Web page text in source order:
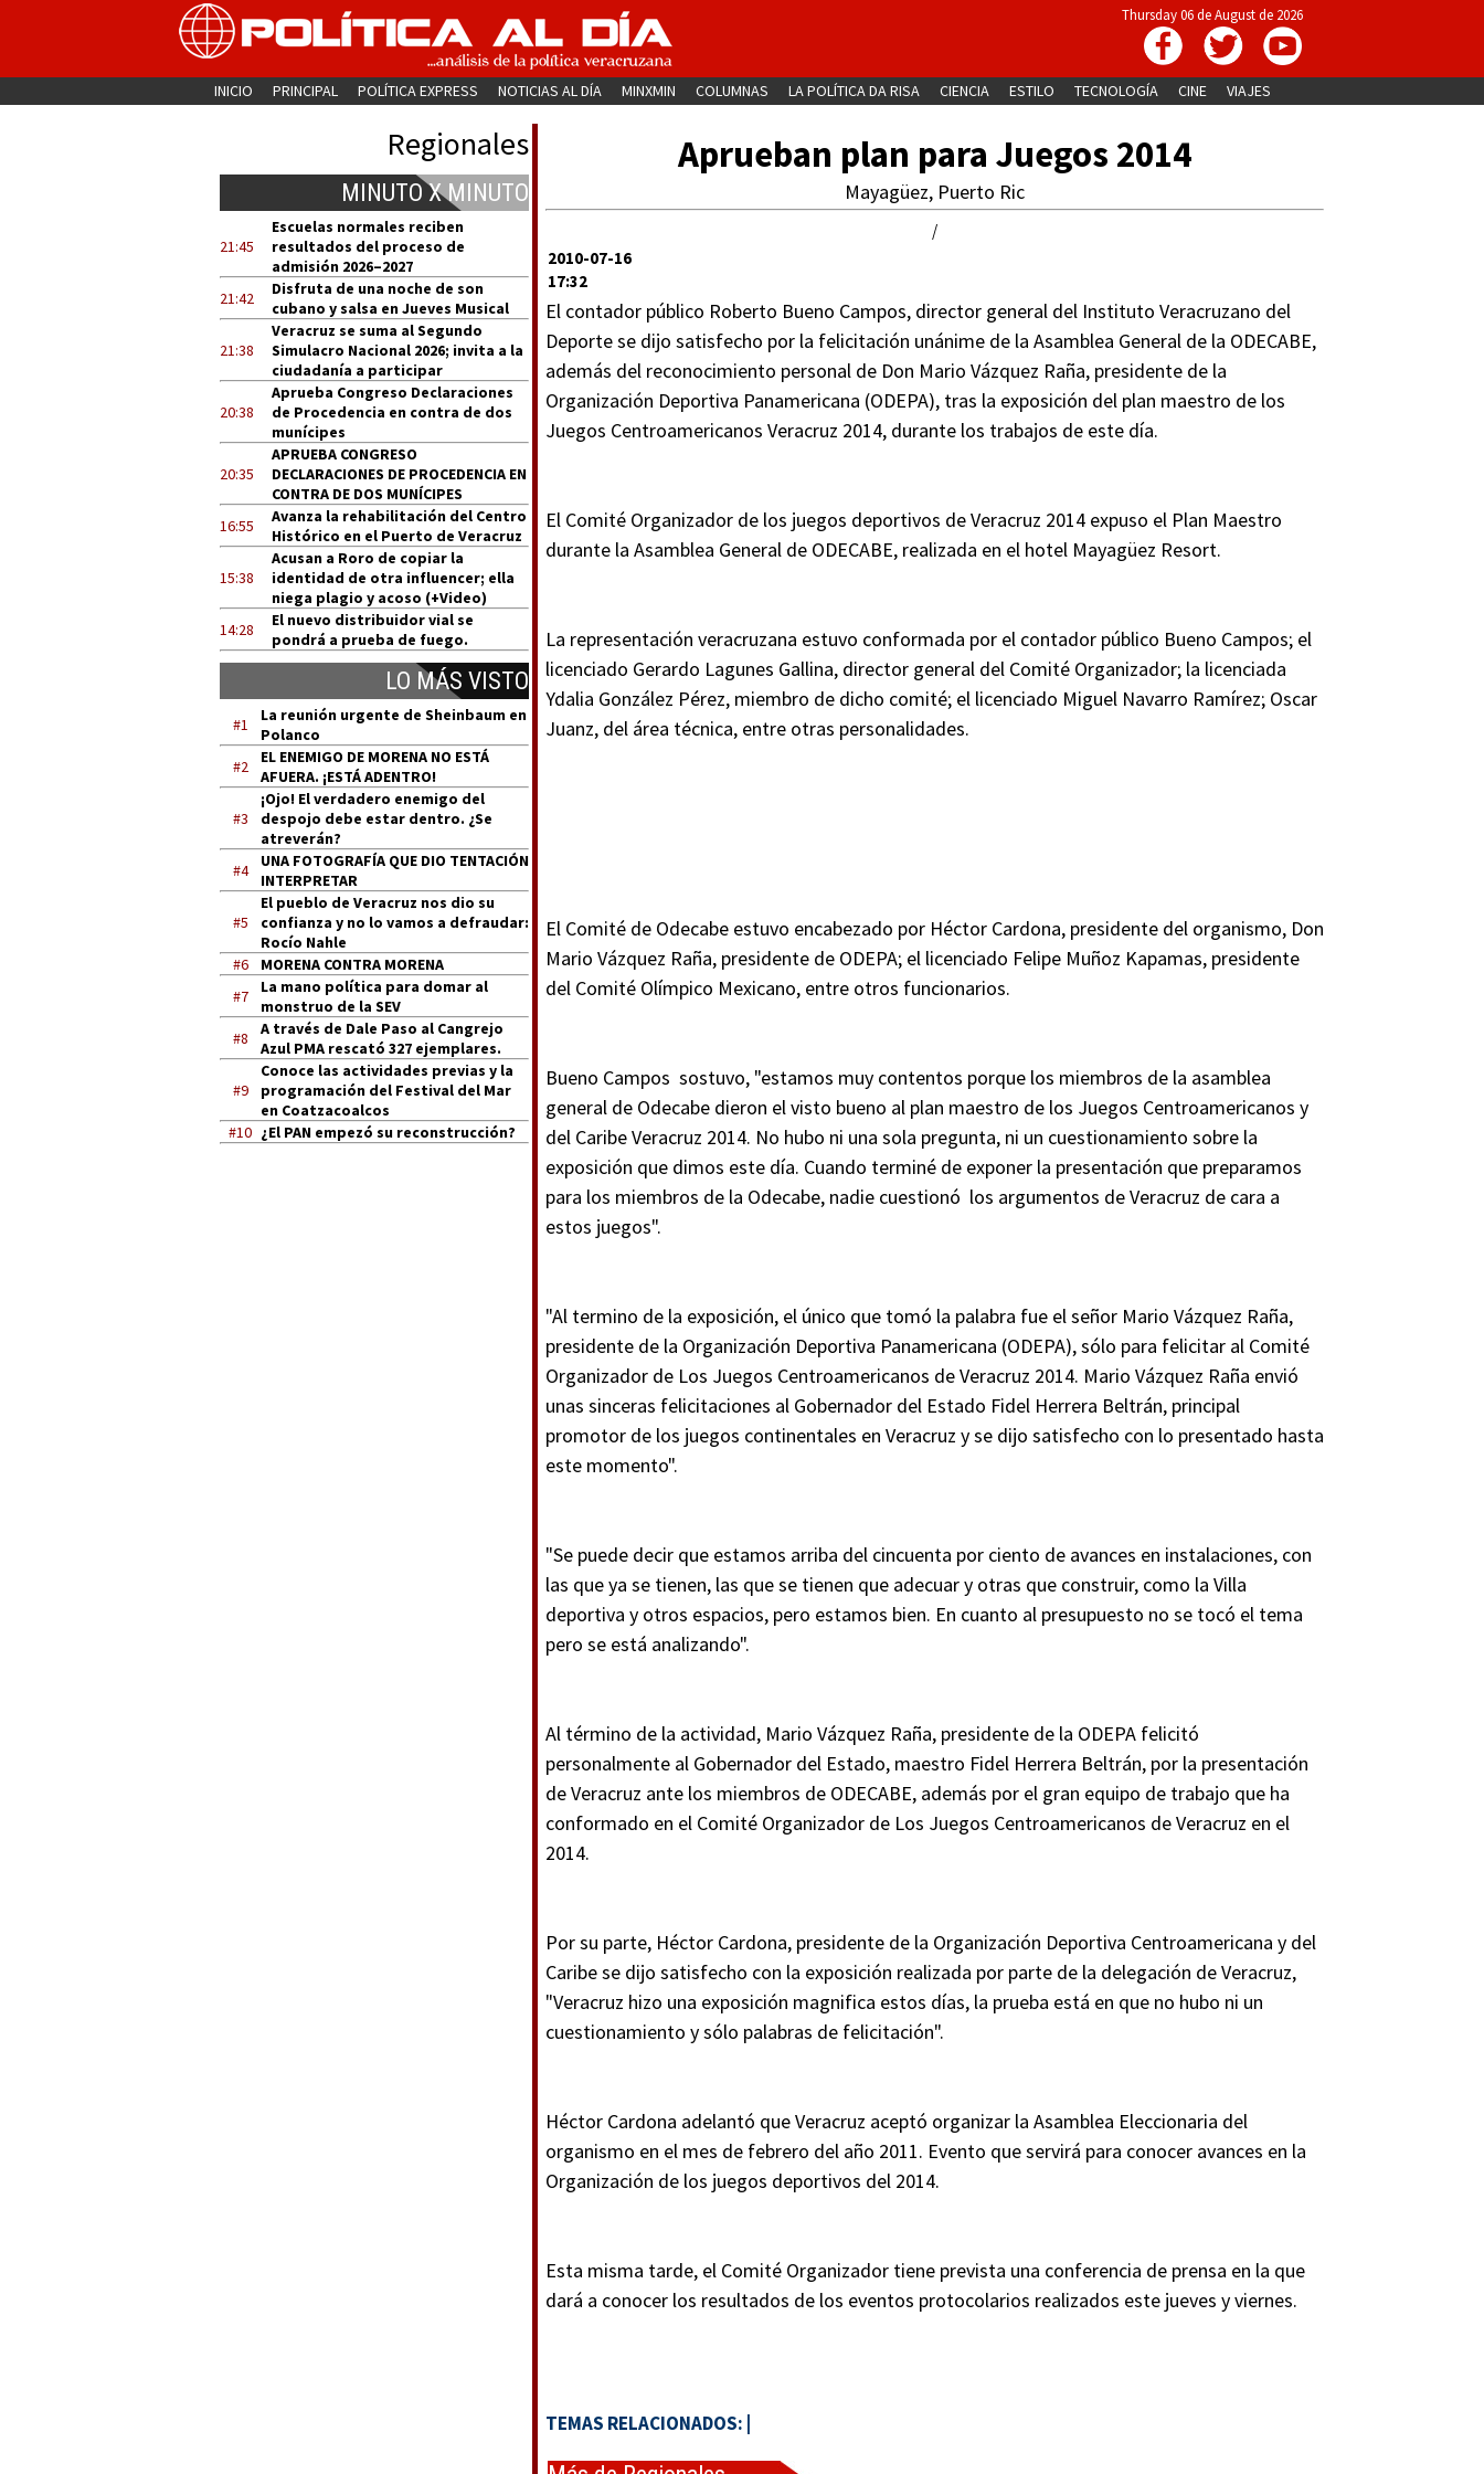
Thursday 06 de August de 2026
INICIO PRINCIPAL POLÍTICA EXPRESS NOTICIAS AL DÍA MINXMIN COLUMNAS LA POLÍTICA DA RISA CIENCIA ESTILO TECNOLOGÍA CINE VIAJES
Regionales
MINUTO X MINUTO
21:45
Escuelas normales reciben
resultados del proceso de
admisión 2026–2027
21:42
Disfruta de una noche de son
cubano y salsa en Jueves Musical
21:38
Veracruz se suma al Segundo
Simulacro Nacional 2026; invita a la
ciudadanía a participar
20:38
Aprueba Congreso Declaraciones
de Procedencia en contra de dos
munícipes
20:35
APRUEBA CONGRESO
DECLARACIONES DE PROCEDENCIA EN
CONTRA DE DOS MUNÍCIPES
16:55
Avanza la rehabilitación del Centro
Histórico en el Puerto de Veracruz
15:38
Acusan a Roro de copiar la
identidad de otra influencer; ella
niega plagio y acoso (+Video)
14:28
El nuevo distribuidor vial se
pondrá a prueba de fuego.
LO MÁS VISTO
#1
La reunión urgente de Sheinbaum en
Polanco
#2
EL ENEMIGO DE MORENA NO ESTÁ
AFUERA. ¡ESTÁ ADENTRO!
#3
¡Ojo! El verdadero enemigo del
despojo debe estar dentro. ¿Se
atreverán?
#4
UNA FOTOGRAFÍA QUE DIO TENTACIÓN
INTERPRETAR
#5
El pueblo de Veracruz nos dio su
confianza y no lo vamos a defraudar:
Rocío Nahle
#6
MORENA CONTRA MORENA
#7
La mano política para domar al
monstruo de la SEV
#8
A través de Dale Paso al Cangrejo
Azul PMA rescató 327 ejemplares.
#9
Conoce las actividades previas y la
programación del Festival del Mar
en Coatzacoalcos
#10 ¿El PAN empezó su reconstrucción?
Aprueban plan para Juegos 2014
Mayagüez, Puerto Ric
/
2010-07-16
17:32
El contador público Roberto Bueno Campos, director general del Instituto Veracruzano del
Deporte se dijo satisfecho por la felicitación unánime de la Asamblea General de la ODECABE,
además del reconocimiento personal de Don Mario Vázquez Raña, presidente de la
Organización Deportiva Panamericana (ODEPA), tras la exposición del plan maestro de los
Juegos Centroamericanos Veracruz 2014, durante los trabajos de este día.
El Comité Organizador de los juegos deportivos de Veracruz 2014 expuso el Plan Maestro
durante la Asamblea General de ODECABE, realizada en el hotel Mayagüez Resort.
La representación veracruzana estuvo conformada por el contador público Bueno Campos; el
licenciado Gerardo Lagunes Gallina, director general del Comité Organizador; la licenciada
Ydalia González Pérez, miembro de dicho comité; el licenciado Miguel Navarro Ramírez; Oscar
Juanz, del área técnica, entre otras personalidades.
El Comité de Odecabe estuvo encabezado por Héctor Cardona, presidente del organismo, Don
Mario Vázquez Raña, presidente de ODEPA; el licenciado Felipe Muñoz Kapamas, presidente
del Comité Olímpico Mexicano, entre otros funcionarios.
Bueno Campos sostuvo, "estamos muy contentos porque los miembros de la asamblea
general de Odecabe dieron el visto bueno al plan maestro de los Juegos Centroamericanos y
del Caribe Veracruz 2014. No hubo ni una sola pregunta, ni un cuestionamiento sobre la
exposición que dimos este día. Cuando terminé de exponer la presentación que preparamos
para los miembros de la Odecabe, nadie cuestionó los argumentos de Veracruz de cara a
estos juegos".
"Al termino de la exposición, el único que tomó la palabra fue el señor Mario Vázquez Raña,
presidente de la Organización Deportiva Panamericana (ODEPA), sólo para felicitar al Comité
Organizador de Los Juegos Centroamericanos de Veracruz 2014. Mario Vázquez Raña envió
unas sinceras felicitaciones al Gobernador del Estado Fidel Herrera Beltrán, principal
promotor de los juegos continentales en Veracruz y se dijo satisfecho con lo presentado hasta
este momento".
"Se puede decir que estamos arriba del cincuenta por ciento de avances en instalaciones, con
las que ya se tienen, las que se tienen que adecuar y otras que construir, como la Villa
deportiva y otros espacios, pero estamos bien. En cuanto al presupuesto no se tocó el tema
pero se está analizando".
Al término de la actividad, Mario Vázquez Raña, presidente de la ODEPA felicitó
personalmente al Gobernador del Estado, maestro Fidel Herrera Beltrán, por la presentación
de Veracruz ante los miembros de ODECABE, además por el gran equipo de trabajo que ha
conformado en el Comité Organizador de Los Juegos Centroamericanos de Veracruz en el
2014.
Por su parte, Héctor Cardona, presidente de la Organización Deportiva Centroamericana y del
Caribe se dijo satisfecho con la exposición realizada por parte de la delegación de Veracruz,
"Veracruz hizo una exposición magnifica estos días, la prueba está en que no hubo ni un
cuestionamiento y sólo palabras de felicitación".
Héctor Cardona adelantó que Veracruz aceptó organizar la Asamblea Eleccionaria del
organismo en el mes de febrero del año 2011. Evento que servirá para conocer avances en la
Organización de los juegos deportivos del 2014.
Esta misma tarde, el Comité Organizador tiene prevista una conferencia de prensa en la que
dará a conocer los resultados de los eventos protocolarios realizados este jueves y viernes.
TEMAS RELACIONADOS: